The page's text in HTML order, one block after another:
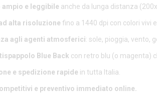
ampio e leggibile anche da lunga distanza
alta risoluzione fino a 1440 dpi con colori vivi
agli agenti atmosferici: sole, pioggia, vento,
Blue Back con retro blu (o magenta)
e spedizione rapide in tutta Italia.
e preventivo immediato online.